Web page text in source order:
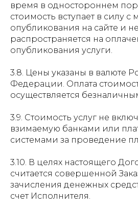
время в одностороннем
стоимость вступает в силу с
опубликования на сайте и не
распространяется на
опубликования услуги.
3.8. Цены указаны в валюте
Федерации. Оплата
осуществляется
3.9. Стоимость услуг не
взимаемую банками или
системами за проведение
3.10. В целях настоящего
считается совершенной
зачисления денежных
счет Исполнителя.